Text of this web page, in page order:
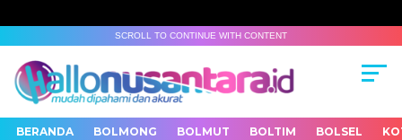
SCROLL TO CONTINUE WITH CONTENT
BERANDA BOLMONG BOLMUT BOLTIM BOLSEL